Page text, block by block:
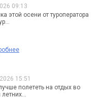
09:13
этой осени от туроператора
15:51
полететь на отдых во